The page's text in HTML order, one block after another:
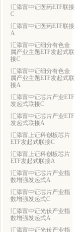
汇添富中证医药ETF联接
C
汇添富中证医药ETF联接
A
汇添富中证细分有色金
属产业主题ETF发起式联
接C
汇添富中证细分有色金
属产业主题ETF发起式联
接A
汇添富中证芯片产业ETF
发起式联接C
汇添富中证芯片产业ETF
发起式联接A
汇添富上证科创板芯片
ETF发起式联接C
汇添富上证科创板芯片
ETF发起式联接A
汇添富中证芯片产业指
数增强发起式A
汇添富中证芯片产业指
数增强发起式C
汇添富中证光伏产业指
数增强发起式A
汇添富中证光伏产业指